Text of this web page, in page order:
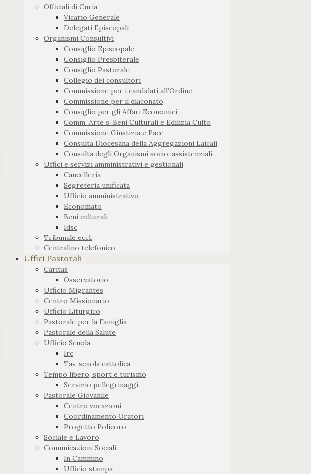
Officiali di Curia
Vicario Generale
Delegati Episcopali
Organismi Consultivi
Consiglio Episcopale
Consiglio Presbiterale
Consiglio Pastorale
Collegio dei consultori
Commissione per i candidati all’Ordine
Commissione per il diaconato
Consiglio per gli Affari Economici
Comm. Arte s. Beni Culturali e Edilizia Culto
Commissione Giustizia e Pace
Consulta Diocesana della Aggregazioni Laicali
Consulta degli Organismi socio-assistenziali
Uffici e servizi amministrativi e gestionali
Cancelleria
Segreteria unificata
Ufficio amministrativo
Economato
Beni culturali
Idsc
Tribunale eccl.
Centralino telefonico
Uffici Pastorali
Caritas
Osservatorio
Ufficio Migrantes
Centro Missionario
Ufficio Liturgico
Pastorale per la Famiglia
Pastorale della Salute
Ufficio Scuola
Irc
Tav. scuola cattolica
Tempo libero, sport e turismo
Servizio pellegrinaggi
Pastorale Giovanile
Centro vocazioni
Coordinamento Oratori
Progetto Policoro
Sociale e Lavoro
Comunicazioni Sociali
In Cammino
Ufficio stampa